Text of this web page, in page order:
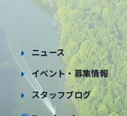
ニュース
イベント・募集情報
スタッフブログ